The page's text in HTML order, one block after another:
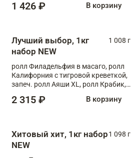
1 426 ₽ В корзину
Лучший выбор, 1кг
набор NEW
1 008 г
ролл Филадельфия в масаго, ролл
Калифорния с тигровой креветкой,
запеч. ролл Аяши XL, ролл Крабик,
2 315 ₽ В корзину
Хитовый хит, 1кг набор
NEW
1 098 г